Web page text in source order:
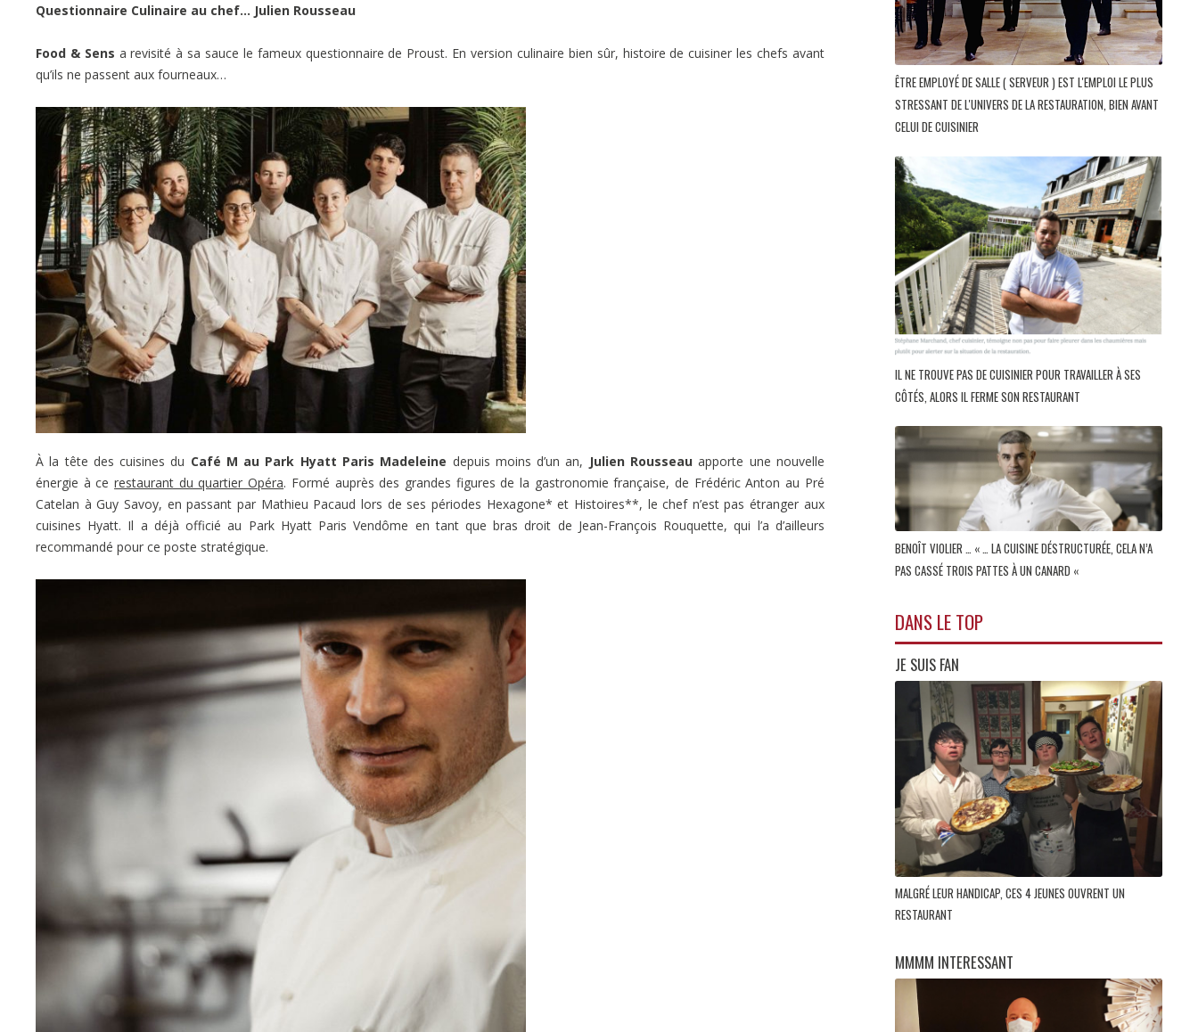
Questionnaire Culinaire au chef… Julien Rousseau
Food & Sens a revisité à sa sauce le fameux questionnaire de Proust. En version culinaire bien sûr, histoire de cuisiner les chefs avant
qu’ils ne passent aux fourneaux…
À la tête des cuisines du Café M au Park Hyatt Paris Madeleine depuis moins d’un an, Julien Rousseauapporte une nouvelle
énergie à cerestaurant du quartier Opéra. Formé auprès des grandes figures de la gastronomie française, de Frédéric Anton au Pré
Catelan à Guy Savoy, en passant par Mathieu Pacaud lors de ses périodes Hexagone* et Histoires**, le chef n’est pas étranger aux
cuisines Hyatt. Il a déjà officié au Park Hyatt Paris Vendôme en tant que bras droit de Jean-François Rouquette, qui l’a d’ailleurs
recommandé pour ce poste stratégique.
ÊTRE EMPLOYÉ DE SALLE ( SERVEUR ) EST L'EMPLOI LE PLUS
STRESSANT DE L'UNIVERS DE LA RESTAURATION, BIEN AVANT
CELUI DE CUISINIER
IL NE TROUVE PAS DE CUISINIER POUR TRAVAILLER À SES
CÔTÉS, ALORS IL FERME SON RESTAURANT
BENOÎT VIOLIER … « … LA CUISINE DÉSTRUCTURÉE, CELA N’A
PAS CASSÉ TROIS PATTES À UN CANARD «
DANS LE TOP
JE SUIS FAN
MALGRÉ LEUR HANDICAP, CES 4 JEUNES OUVRENT UN
RESTAURANT
MMMM INTERESSANT